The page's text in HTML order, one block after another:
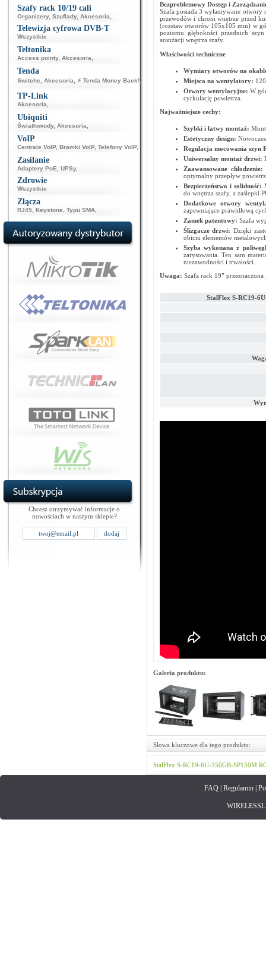
Szafy rack 10/19 cali
Organizery, Szuflady, Akcesoria
Telewizja cyfrowa DVB-T
Wszystkie
Teltonika
Access pointy, Akcesoria
Tenda
Switche Akcesoria ⚡ Tenda Money Back!
TP-Link
Akcesoria
Ubiquiti
Światłowody, Akcesoria
VoIP
Centrale VoIP, Bramki VoIP, Telefony VoIP,
Zasilanie
Adaptery PoE UPSy,
Zdrowie
Wszystkie
Złącza
RJ45 Keystone Typu SMA
Chcesz otrzymywać informacje o
nowościach w naszym sklepie?
Bezproblemowy Dostęp i
Szafa posiada 3 wyłamywane
przewodów i chroni wnętrze przed
(rozstaw otworów 105x105 mm) w
poziomu głębokości przednich
aranżacji wnętrza szafy.
Właściwości techniczne
Wymiary otworów na
Miejsca na wentylatory:
Otwory wentylacyjne: W
cyrkulację powietrza.
Najważniejsze cechy:
Szybki i łatwy montaż:
Estetyczny design:
Regulacja mocowania szyn
Uniwersalny montaż drzwi:
Zaawansowane
optymalny przepływ
Bezpieczeństwo i solidność:
do wnętrza szafy, a zaślepki
Dodatkowe otwory
zapewniające prawidłową
Zamek patentowy: Szafa
Ślizgacze drzwi:Dzięki
obiciu elementów
Szyba wykonana z
zarysowania. Ten sam
niezawodności i trwałości.
Uwaga: Szafa rack 19”
StalFlex S-RC19-
Galeria produktu:
Słowa kluczowe dla tego produktu:
StalFlex S-RC19-6U-350GB-SP150M
FAQ| Regulamin|